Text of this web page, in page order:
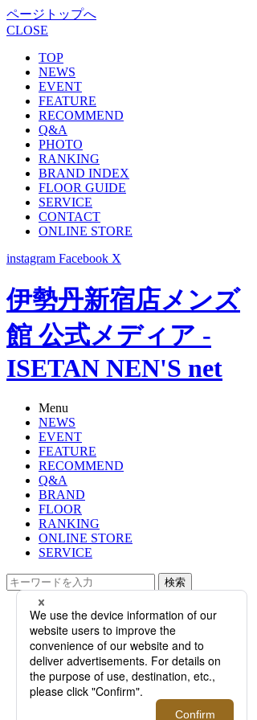
ページトップへ
CLOSE
TOP
NEWS
EVENT
FEATURE
RECOMMEND
Q&A
PHOTO
RANKING
BRAND INDEX
FLOOR GUIDE
SERVICE
CONTACT
ONLINE STORE
instagram Facebook X
伊勢丹新宿店メンズ
館 公式メディア -
ISETAN NEN'S net
Menu
NEWS
EVENT
FEATURE
RECOMMEND
Q&A
BRAND
FLOOR
RANKING
ONLINE STORE
SERVICE
検索
TOP
PHOTO
【特集】涼やかに纏う「夏ジャケッ
ト」。素材や機能に優れたこの夏お
すすめのジャケット10選
【特集】涼やかに纏う「夏